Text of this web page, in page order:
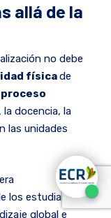
allá de la
no debe
físicade
proceso
la docencia, la
las unidades
los estudiantes
global e